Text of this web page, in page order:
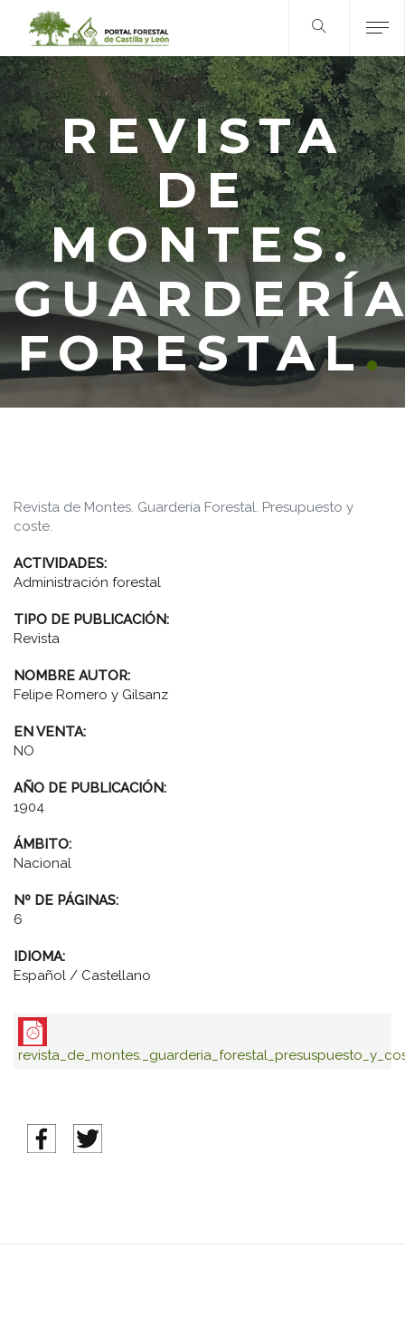
REVISTA
DE
MONTES.
FORESTAL
Revista de Montes. Guardería Forestal. Presupuesto y
coste.
ACTIVIDADES:
Administración forestal
TIPO DE PUBLICACIÓN:
Revista
NOMBRE AUTOR:
Felipe Romero y Gilsanz
EN VENTA:
NO
AÑO DE PUBLICACIÓN:
1904
ÁMBITO:
Nacional
Nº DE PÁGINAS:
6
IDIOMA:
Español / Castellano